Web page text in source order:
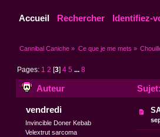
Accueil Rechercher Identifiez-
Cannibal Caniche » Ce que je me mets »
Pages: 1 2 [3]4 5 ...8
Auteur
vendredi
Invincible Doner Kebab
Velextrut sarcoma